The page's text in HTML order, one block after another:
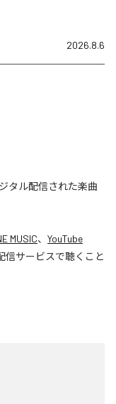
2026.8.6
タル配信された楽曲
MUSIC、 YouTube
信サービスで聴くこと